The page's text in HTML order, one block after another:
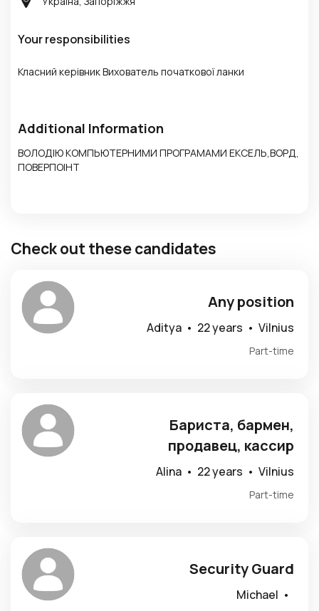
Your responsibilities
Класний керівник Вихователь початкової ланки
Additional Information
ВОЛОДІЮ КОМПЬЮТЕРНИМИ ПРОГРАМАМИ ЕКСЕЛЬ,ВОРД,
ПОВЕРПОІНТ
Check out these candidates
Any position
Aditya • 22 years • Vilnius
Part-time
Бариста, бармен,
продавец, кассир
Alina • 22 years • Vilnius
Part-time
Security Guard
Michael •